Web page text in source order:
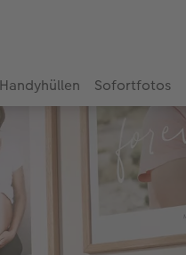
Handyhüllen Sofortfotos